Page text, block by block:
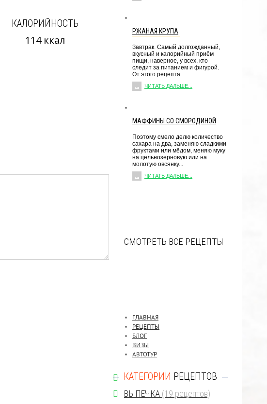
КАЛОРИЙНОСТЬ
114 ккал
РЖАНАЯ КРУПА
Завтрак. Самый долгожданный,
вкусный и калорийный приём
пищи, наверное, у всех, кто
следит за питанием и фигурой.
От этого рецепта...
...
ЧИТАТЬ ДАЛЬШЕ...
МАФФИНЫ СО СМОРОДИНОЙ
Поэтому смело делю количество
сахара на два, заменяю сладкими
фруктами или мёдом, меняю муку
на цельнозерновую или на
молотую овсянку...
...
ЧИТАТЬ ДАЛЬШЕ...
СМОТРЕТЬ ВСЕ РЕЦЕПТЫ
ГЛАВНАЯ
РЕЦЕПТЫ
БЛОГ
ВИЗЫ
АВТОТУР
КАТЕГОРИИ РЕЦЕПТОВ
БЛИНЫ(5 рецептов)
ВЫПЕЧКА (19 рецептов)